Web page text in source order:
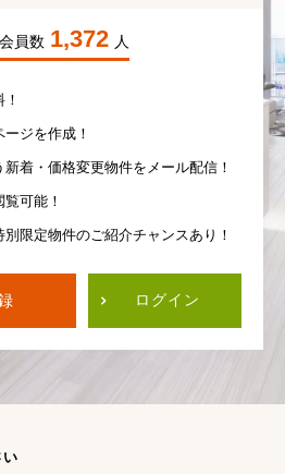
員数 1,372 人
ージを作成！
新着・価格変更物件を メール配信！
覧可能！
別限定物件のご紹介チャンスあり！
ログイン
い